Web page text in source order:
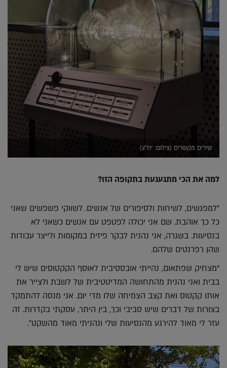
שירים מקשרים (צילום: יח"צ)
למה את הכי מתגעגעת בתקופה הזו?
"למפגשים, לשיחות ולסיפורים של אנשים. לשווקי פשפשים שאני
כל כך אוהבת. שם אני יכולה לפטפט עם אנשים כשאני לא
בנסיעות. בשגרה, אני נהנית לבקר פיזית במקומות ולייצר עבודות
שהן רפרנטים שלהם.
"מצחיק שפתאום, נהייתי אובססיבית לאוסף הקקטוסים שיש לי
בבית ואני נהנית מהתחושה המדיטטיבית של לשבת ולצייר את
אותו קקטוס ואת קצב הצמיחה שלו מדי יום. אני מנסה להתמקד
בצורות של דברים שיש סביבי וכך, בין היתר, עסקתי בקדרות. זה
עזר לי מאוד להירגע מהנסיעות שלי ונהניתי מאוד מהשקט".